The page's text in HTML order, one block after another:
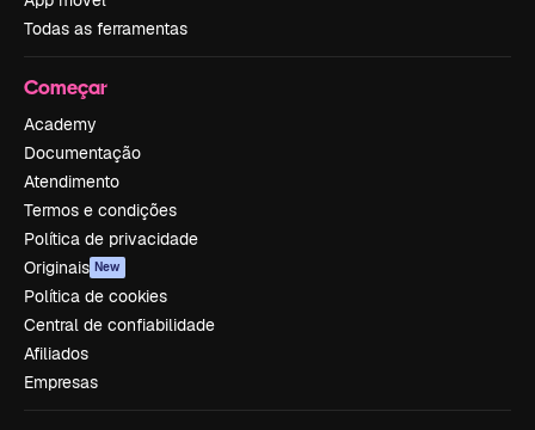
Todas as ferramentas
Começar
Academy
Documentação
Atendimento
Termos e condições
Política de privacidade
Originais New
Política de cookies
Central de confiabilidade
Afiliados
Empresas